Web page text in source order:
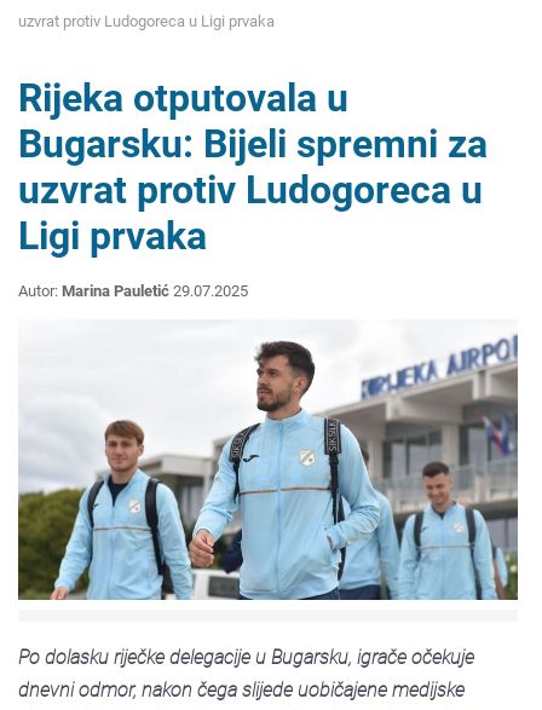
uzvrat protiv Ludogoreca u Ligi prvaka
Rijeka otputovala u
Bugarsku: Bijeli spremni za
uzvrat protiv Ludogoreca u
Ligi prvaka
Autor: Marina Pauletić 29.07.2025
Po dolasku riječke delegacije u Bugarsku, igrače očekuje
dnevni odmor, nakon čega slijede uobičajene medijske